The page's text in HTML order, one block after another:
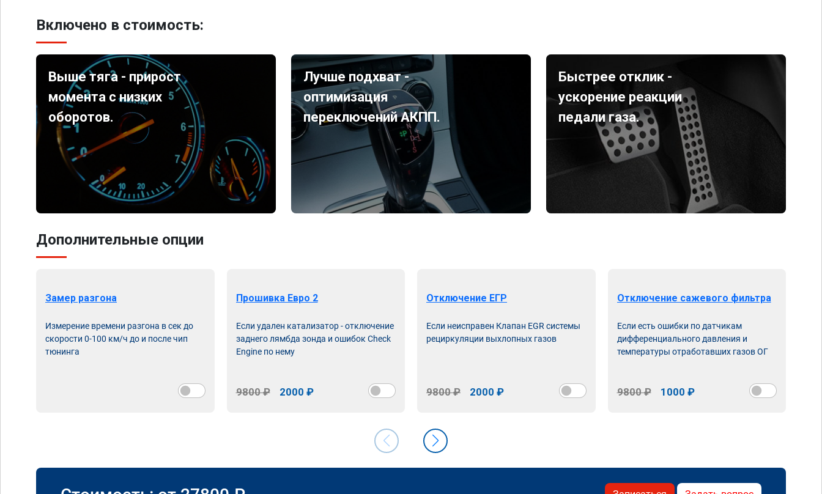
Включено в стоимость:
Выше тяга - прирост
момента с низких
оборотов.
Лучше подхват -
оптимизация
переключений АКПП.
Быстрее отклик -
ускорение реакции
педали газа.
Дополнительные опции
Замер разгона
Измерение времени разгона в сек до
скорости 0-100 км/ч до и после чип
тюнинга
Прошивка Евро 2
Если удален катализатор - отключение
заднего лямбда зонда и ошибок Check
Engine по нему
9800 ₽ 2000 ₽
Отключение ЕГР
Если неисправен Клапан EGR системы
рециркуляции выхлопных газов
9800 ₽ 2000 ₽
Отключение сажевого фильтра
Если есть ошибки по датчикам
дифференциального давления и
температуры отработавших газов ОГ
9800 ₽ 1000 ₽